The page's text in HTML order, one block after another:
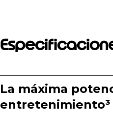
La máxima
entretenimiento³